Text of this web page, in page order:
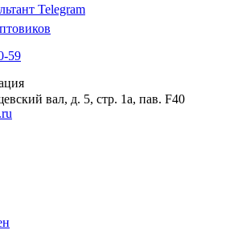
Telegram
59
вал, д. 5, стр. 1а, пав. F40